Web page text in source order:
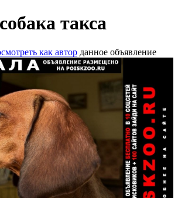
такса
как автор данное объявление